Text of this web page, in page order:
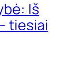
Iš
tiesiai